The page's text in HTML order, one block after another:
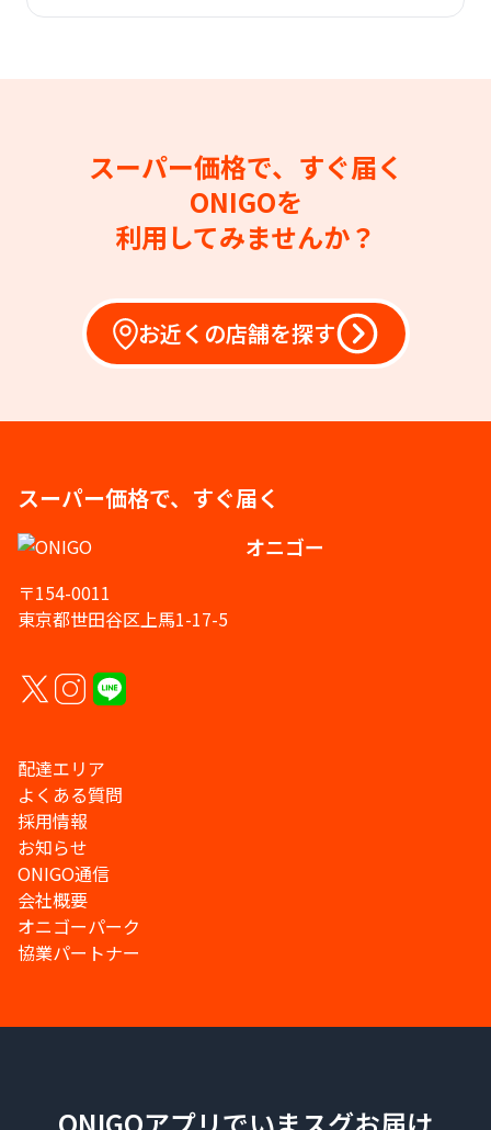
スーパー価格で、すぐ届く
ONIGOを
利用してみませんか？
お近くの店舗を探す
スーパー価格で、すぐ届く
オニゴー
〒154-0011
東京都世田谷区上馬1-17-5
配達エリア
よくある質問
採用情報
お知らせ
ONIGO通信
会社概要
オニゴーパーク
協業パートナー